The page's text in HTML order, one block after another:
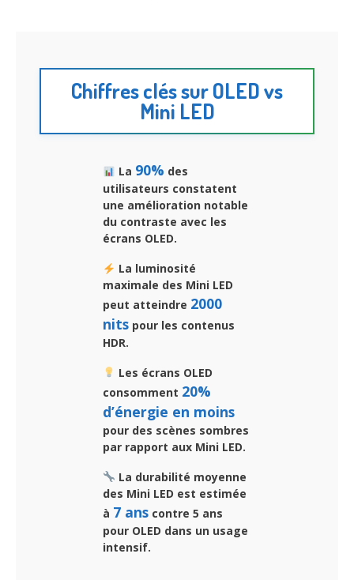
Chiffres clés sur OLED vs
Mini LED
La 90% des
utilisateurs constatent
une amélioration notable
du contraste avec les
écrans OLED.
La luminosité
maximale des Mini LED
peut atteindre 2000
nits pour les contenus
HDR.
Les écrans OLED
consomment 20%
d’énergie en moins
pour des scènes sombres
par rapport aux Mini LED.
La durabilité moyenne
des Mini LED est estimée
à 7 ans contre 5 ans
pour OLED dans un usage
intensif.